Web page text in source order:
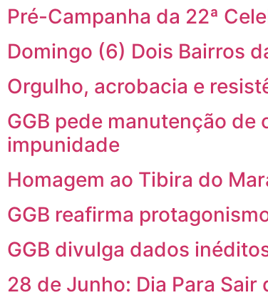
Pré-Campanha da 22ª
Domingo (6) Dois Bairros
Orgulho, acrobacia e
GGB pede manutenção
impunidade
Homagem ao Tibira do
GGB reafirma
GGB divulga dados
28 de Junho: Dia Para Sair